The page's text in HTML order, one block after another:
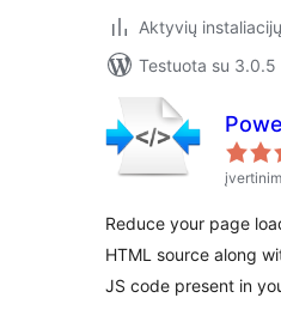
Aktyvių
Testuota su 3.0.5
Reduce your page
HTML source along
JS code present in